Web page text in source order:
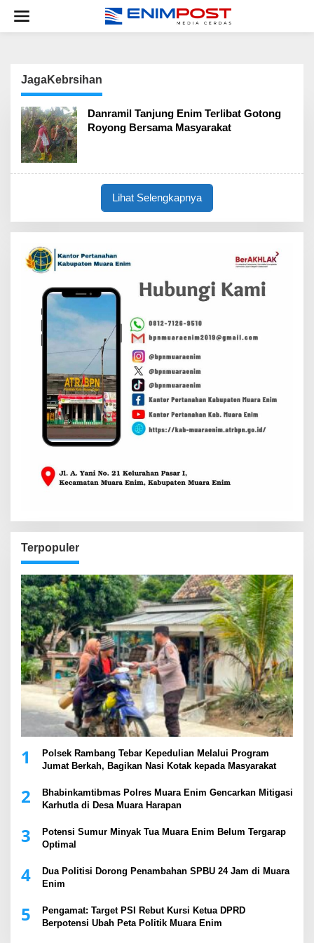
konten
JagaKebrsihan
Danramil Tanjung Enim Terlibat Gotong
Royong Bersama Masyarakat
Lihat Selengkapnya
Terpopuler
1
Polsek Rambang Tebar Kepedulian Melalui Program
Jumat Berkah, Bagikan Nasi Kotak kepada Masyarakat
2
Bhabinkamtibmas Polres Muara Enim Gencarkan Mitigasi
Karhutla di Desa Muara Harapan
3
Potensi Sumur Minyak Tua Muara Enim Belum Tergarap
Optimal
4
Dua Politisi Dorong Penambahan SPBU 24 Jam di Muara
Enim
5
Pengamat: Target PSI Rebut Kursi Ketua DPRD
Berpotensi Ubah Peta Politik Muara Enim